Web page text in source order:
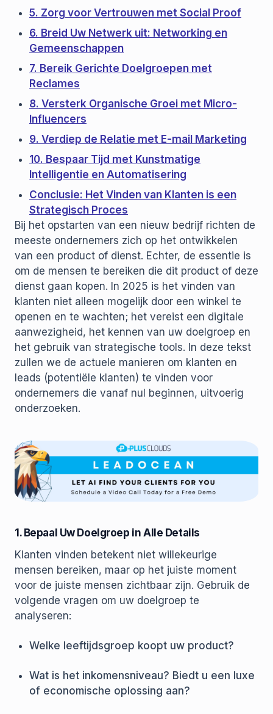
5. Zorg voor Vertrouwen met Social Proof
6. Breid Uw Netwerk uit: Networking en
Gemeenschappen
7. Bereik Gerichte Doelgroepen met
Reclames
8. Versterk Organische Groei met Micro-
Influencers
9. Verdiep de Relatie met E-mail Marketing
10. Bespaar Tijd met Kunstmatige
Intelligentie en Automatisering
Conclusie: Het Vinden van Klanten is een
Strategisch Proces
Bij het opstarten van een nieuw bedrijf richten de
meeste ondernemers zich op het ontwikkelen
van een product of dienst. Echter, de essentie is
om de mensen te bereiken die dit product of deze
dienst gaan kopen. In 2025 is het vinden van
klanten niet alleen mogelijk door een winkel te
openen en te wachten; het vereist een digitale
aanwezigheid, het kennen van uw doelgroep en
het gebruik van strategische tools. In deze tekst
zullen we de actuele manieren om klanten en
leads (potentiële klanten) te vinden voor
ondernemers die vanaf nul beginnen, uitvoerig
onderzoeken.
1. Bepaal Uw Doelgroep in Alle Details
Klanten vinden betekent niet willekeurige
mensen bereiken, maar op het juiste moment
voor de juiste mensen zichtbaar zijn. Gebruik de
volgende vragen om uw doelgroep te
analyseren:
Welke leeftijdsgroep koopt uw product?
Wat is het inkomensniveau? Biedt u een luxe
of economische oplossing aan?